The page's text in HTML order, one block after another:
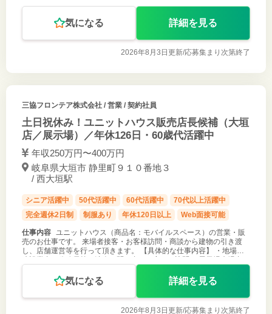
気になる 詳細を見る
2026年8月3日更新/応募集まり次第終了
三協フロンテア株式会社/ 営業 / 契約社員
土日祝休み！ユニットハウス販売店長候補（大垣
店／展示場）／年休126日・60歳代活躍中
年収250万円〜400万円
岐阜県大垣市 静里町９１０番地３
/ 西大垣駅
シニア活躍中 50代活躍中 60代活躍中
70代以上活躍中
完全週休2日制
制服あり 年休120日以上 Web面接可能
仕事内容
ユニットハウス（商品名：モバイルスペース）の営業・販
売のお仕事です。 来場者接客・お客様訪問・商談から建物の引き渡
し、店舗運営等を行って頂きます。 【具体的な仕事内容】 ・地場の
建設業者、公務員等の法人や問い合わせ客への訪問 ・展示場来場者の
接客・商品説明 ・
気になる 詳細を見る
2026年8月3日更新/応募集まり次第終了